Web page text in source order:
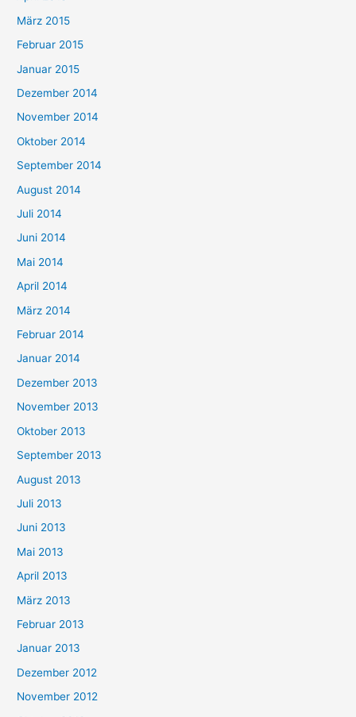
März 2015
Februar 2015
Januar 2015
Dezember 2014
November 2014
Oktober 2014
September 2014
August 2014
Juli 2014
Juni 2014
Mai 2014
April 2014
März 2014
Februar 2014
Januar 2014
Dezember 2013
November 2013
Oktober 2013
September 2013
August 2013
Juli 2013
Juni 2013
Mai 2013
April 2013
März 2013
Februar 2013
Januar 2013
Dezember 2012
November 2012